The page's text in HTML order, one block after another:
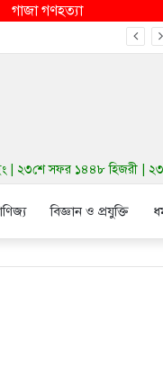
গাজা গণহত্যা
সফর ১৪৪৮ হিজরী | ২৩শে
বিজ্ঞান ও প্রযুক্তি